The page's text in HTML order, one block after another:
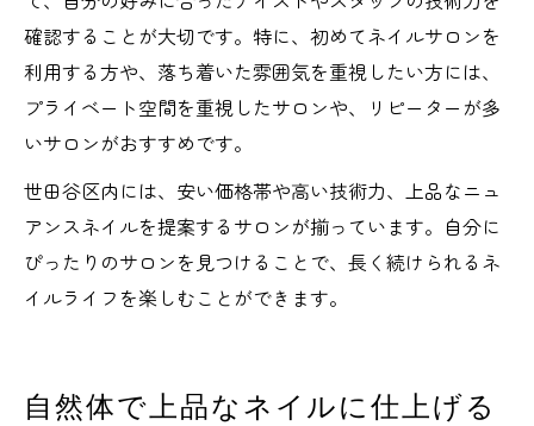
確認することが大切です。特に、初めてネイルサロンを
利用する方や、落ち着いた雰囲気を重視したい方には、
プライベート空間を重視したサロンや、リピーターが多
いサロンがおすすめです。
世田谷区内には、安い価格帯や高い技術力、上品なニュ
アンスネイルを提案するサロンが揃っています。自分に
ぴったりのサロンを見つけることで、長く続けられるネ
イルライフを楽しむことができます。
自然体で上品なネイルに仕上げる